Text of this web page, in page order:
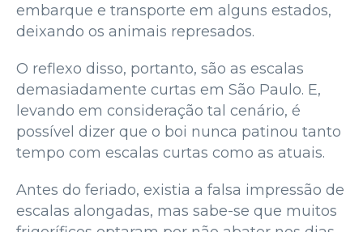
embarque e transporte em alguns estados,
deixando os animais represados.
O reflexo disso, portanto, são as escalas
demasiadamente curtas em São Paulo. E,
levando em consideração tal cenário, é
possível dizer que o boi nunca patinou tanto
tempo com escalas curtas como as atuais.
Antes do feriado, existia a falsa impressão de
escalas alongadas, mas sabe-se que muitos